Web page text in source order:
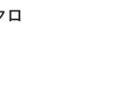
ロ